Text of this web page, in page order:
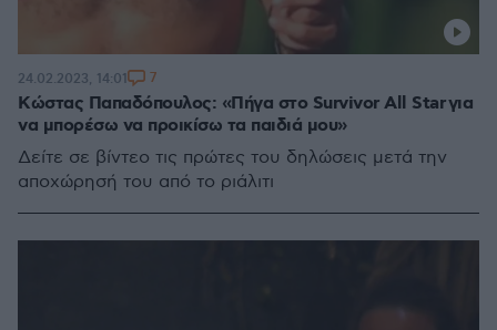
Κώστας Παπαδόπουλος: «Πήγα στο Survivor All Star για
να μπορέσω να προικίσω τα παιδιά μου»
Δείτε σε βίντεο τις πρώτες του δηλώσεις μετά την
αποχώρησή του από το ριάλιτι
24.02.2023, 14:01 7